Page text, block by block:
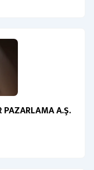
PAZARLAMA A.Ş.